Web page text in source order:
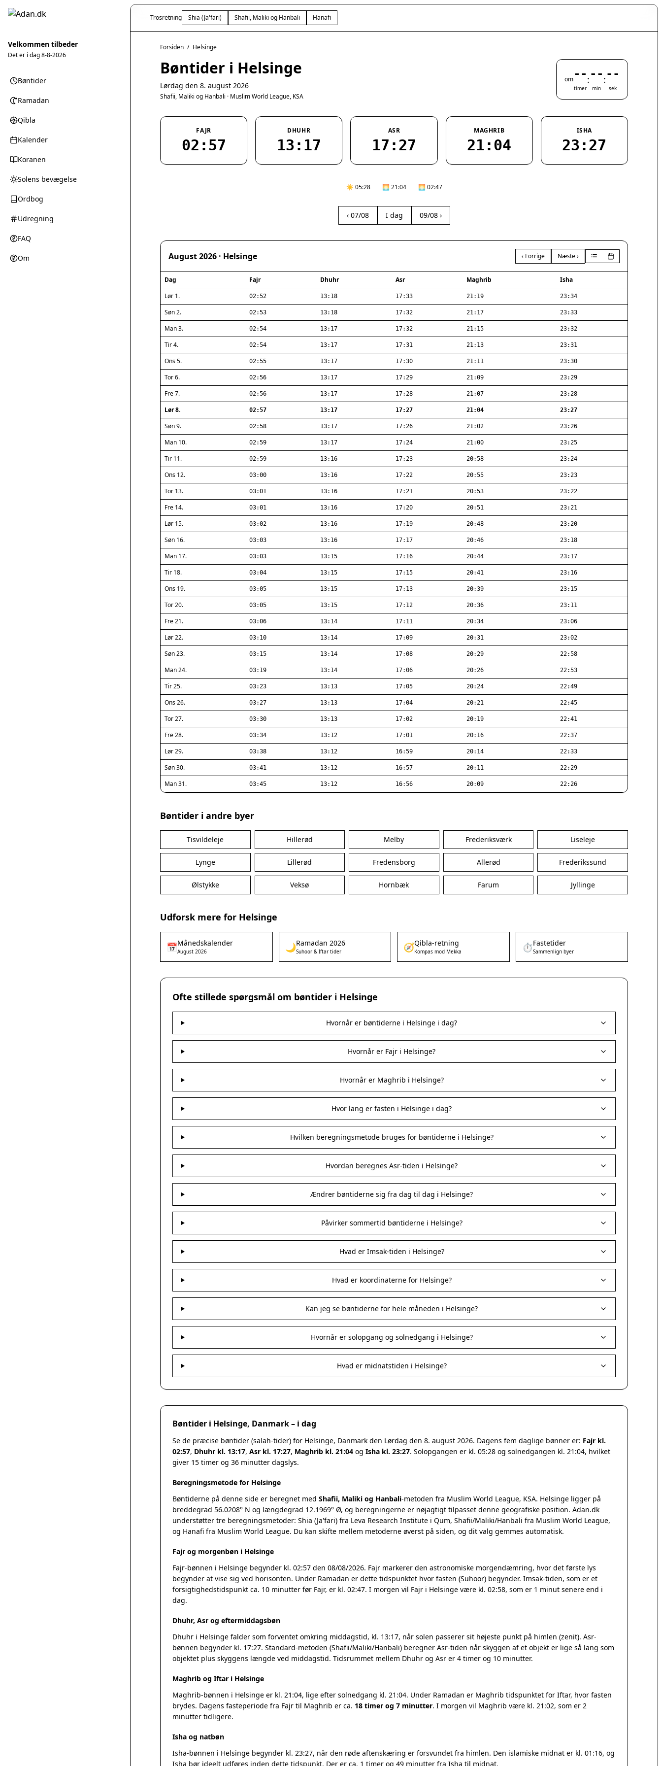
Velkommen tilbeder
Det er i dag8-8-2026
Bøntider
Ramadan
Qibla
Kalender
Koranen
Solens bevægelse
Ordbog
Udregning
FAQ
Om
Trosretning Shia (Ja'fari) Shafii, Maliki og Hanbali Hanafi
Forsiden / Helsinge
Bøntider i Helsinge
Lørdag den 8. august 2026
Shafii, Maliki og Hanbali · Muslim World League, KSA
om--
timer
:--
min
:--
sek
FAJR
02:57
DHUHR
13:17
ASR
17:27
MAGHRIB
21:04
ISHA
23:27
☀️ 05:28 🌅 21:04 🌅 02:47
‹ 07/08 I dag 09/08 ›
August 2026 · Helsinge ‹ Forrige Næste ›
Dag Fajr Dhuhr Asr Maghrib
Isha
Lør 1.
02:52 13:18 17:33 21:19 23:34
Søn 2. 02:53 13:18 17:32 21:17 23:33
Man 3. 02:54 13:17 17:32 21:15 23:32
Tir 4. 02:54 13:17 17:31 21:13 23:31
Ons 5. 02:55 13:17 17:30 21:11 23:30
Tor 6. 02:56 13:17 17:29 21:09 23:29
Fre 7. 02:56 13:17 17:28 21:07 23:28
Lør 8. 02:57 13:17 17:27 21:04 23:27
Søn 9. 02:58 13:17 17:26 21:02 23:26
Man 10. 02:59 13:17 17:24 21:00 23:25
Tir 11. 02:59 13:16 17:23 20:58 23:24
Ons 12. 03:00 13:16 17:22 20:55 23:23
Tor 13. 03:01 13:16 17:21 20:53 23:22
Fre 14. 03:01 13:16 17:20 20:51 23:21
Lør 15. 03:02 13:16 17:19 20:48 23:20
Søn 16. 03:03 13:16 17:17 20:46 23:18
Man 17. 03:03 13:15 17:16 20:44 23:17
Tir 18. 03:04 13:15 17:15 20:41 23:16
Ons 19. 03:05 13:15 17:13 20:39 23:15
Tor 20. 03:05 13:15 17:12 20:36 23:11
Fre 21. 03:06 13:14 17:11 20:34 23:06
Lør 22. 03:10 13:14 17:09 20:31 23:02
Søn 23. 03:15 13:14 17:08 20:29 22:58
Man 24. 03:19 13:14 17:06 20:26 22:53
Tir 25. 03:23 13:13 17:05 20:24 22:49
Ons 26. 03:27 13:13 17:04 20:21 22:45
Tor 27. 03:30 13:13 17:02 20:19 22:41
Fre 28. 03:34 13:12 17:01 20:16 22:37
Lør 29. 03:38 13:12 16:59 20:14 22:33
Søn 30. 03:41 13:12 16:57 20:11 22:29
Man 31. 03:45 13:12 16:56 20:09 22:26
Bøntider i andre byer
Tisvildeleje Hillerød Melby Frederiksværk Liseleje
Lynge Lillerød Fredensborg Allerød Frederikssund
Ølstykke Veksø Hornbæk Farum Jyllinge
Udforsk mere for Helsinge
📅Månedskalender
August 2026 🌙Ramadan 2026
Suhoor & Iftar tider 🧭Qibla-retning
Kompas mod Mekka ⏱️Fastetider
Sammenlign byer
Ofte stillede spørgsmål om bøntider i Helsinge
Hvornår er bøntiderne i Helsinge i dag?
Hvornår er Fajr i Helsinge?
Hvornår er Maghrib i Helsinge?
Hvor lang er fasten i Helsinge i dag?
Hvilken beregningsmetode bruges for bøntiderne i Helsinge?
Hvordan beregnes Asr-tiden i Helsinge?
Ændrer bøntiderne sig fra dag til dag i Helsinge?
Påvirker sommertid bøntiderne i Helsinge?
Hvad er Imsak-tiden i Helsinge?
Hvad er koordinaterne for Helsinge?
Kan jeg se bøntiderne for hele måneden i Helsinge?
Hvornår er solopgang og solnedgang i Helsinge?
Hvad er midnatstiden i Helsinge?
Bøntider i Helsinge, Danmark – i dag
Se de præcise bøntider (salah-tider) for Helsinge, Danmark den Lørdag den 8. august 2026. Dagens fem daglige bønner er: Fajr kl.
02:57, Dhuhr kl. 13:17, Asr kl. 17:27, Maghrib kl. 21:04 og Isha kl. 23:27. Solopgangen er kl. 05:28 og solnedgangen kl. 21:04, hvilket
giver 15 timer og 36 minutter dagslys.
Beregningsmetode for Helsinge
Bøntiderne på denne side er beregnet med Shafii, Maliki og Hanbali-metoden fra Muslim World League, KSA. Helsinge ligger på
breddegrad 56.0208° N og længdegrad 12.1969° Ø, og beregningerne er nøjagtigt tilpasset denne geografiske position. Adan.dk
understøtter tre beregningsmetoder: Shia (Ja'fari) fra Leva Research Institute i Qum, Shafii/Maliki/Hanbali fra Muslim World League,
og Hanafi fra Muslim World League. Du kan skifte mellem metoderne øverst på siden, og dit valg gemmes automatisk.
Fajr og morgenbøn i Helsinge
Fajr-bønnen i Helsinge begynder kl. 02:57 den 08/08/2026. Fajr markerer den astronomiske morgendæmring, hvor det første lys
begynder at vise sig ved horisonten. Under Ramadan er dette tidspunktet hvor fasten (Suhoor) begynder. Imsak-tiden, som er et
forsigtighedstidspunkt ca. 10 minutter før Fajr, er kl. 02:47. I morgen vil Fajr i Helsinge være kl. 02:58, som er 1 minut senere end i
dag.
Dhuhr, Asr og eftermiddagsbøn
Dhuhr i Helsinge falder som forventet omkring middagstid, kl. 13:17, når solen passerer sit højeste punkt på himlen (zenit). Asr-
bønnen begynder kl. 17:27. Standard-metoden (Shafii/Maliki/Hanbali) beregner Asr-tiden når skyggen af et objekt er lige så lang som
objektet plus skyggens længde ved middagstid. Tidsrummet mellem Dhuhr og Asr er 4 timer og 10 minutter.
Maghrib og Iftar i Helsinge
Maghrib-bønnen i Helsinge er kl. 21:04, lige efter solnedgang kl. 21:04. Under Ramadan er Maghrib tidspunktet for Iftar, hvor fasten
brydes. Dagens fasteperiode fra Fajr til Maghrib er ca. 18 timer og 7 minutter. I morgen vil Maghrib være kl. 21:02, som er 2
minutter tidligere.
Isha og natbøn
Isha-bønnen i Helsinge begynder kl. 23:27, når den røde aftenskæring er forsvundet fra himlen. Den islamiske midnat er kl. 01:16, og
Isha bør ideelt udføres inden dette tidspunkt. Der er ca. 1 timer og 49 minutter fra Isha til midnat.